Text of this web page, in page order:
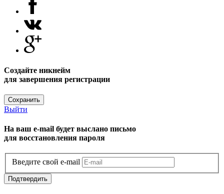
Создайте никнейм
для завершения регистрации
Сохранить
Выйти
На ваш e-mail будет выслано письмо
для восстановления пароля
Введите свой e-mail
Подтвердить